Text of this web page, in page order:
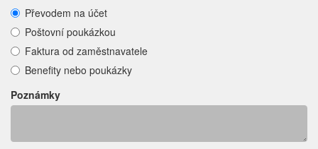
Převodem na účet
Poštovní poukázkou
Faktura od zaměstnavatele
Benefity nebo poukázky
Poznámky